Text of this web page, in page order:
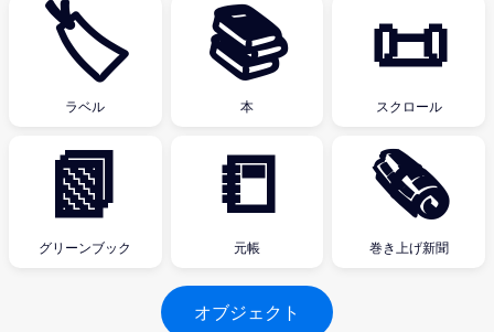
🏷
ラベル
📚
本
📜
スクロール
📗
グリーンブック
📒
元帳
🗞
巻き上げ新聞
オブジェクト